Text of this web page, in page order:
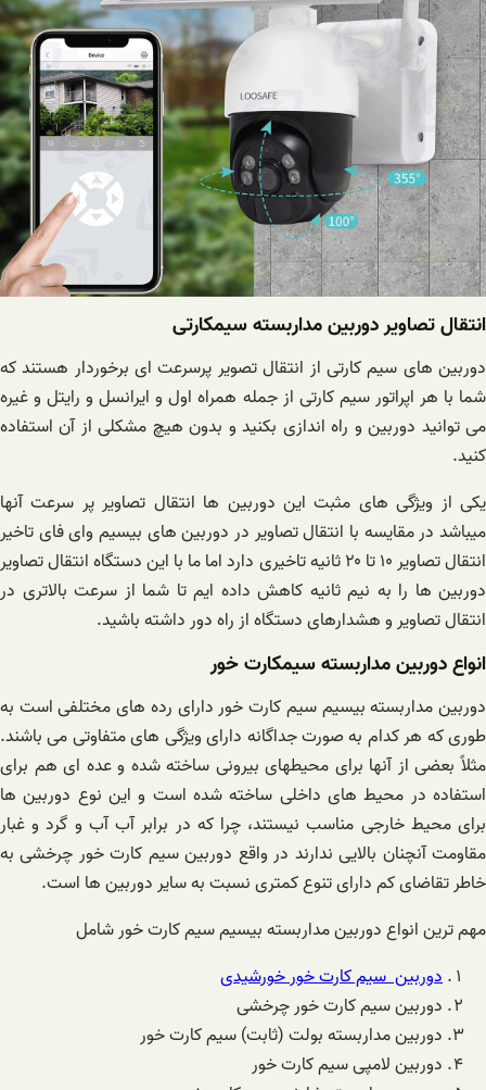
انتقال تصاویر دوربین مداربسته سیمکارتی
دوربین های سیم کارتی از انتقال تصویر پرسرعت ای برخوردار هستند که
شما با هر اپراتور سیم کارتی از جمله همراه اول و ایرانسل و رایتل و غیره
می توانید دوربین و راه اندازی بکنید و بدون هیچ مشکلی از آن استفاده
کنید.
یکی از ویژگی های مثبت این دوربین ها انتقال تصاویر پر سرعت آنها
میباشد در مقایسه با انتقال تصاویر در دوربین های بیسیم وای فای تاخیر
انتقال تصاویر ۱۰ تا ۲۰ ثانیه تاخیری دارد اما ما با این دستگاه انتقال تصاویر
دوربین ها را به نیم ثانیه کاهش داده ایم تا شما از سرعت بالاتری در
انتقال تصاویر و هشدارهای دستگاه از راه دور داشته باشید.
انواع دوربین مداربسته سیمکارت خور
دوربین مداربسته بیسیم سیم کارت خور دارای رده های مختلفی است به
طوری که هر کدام به صورت جداگانه دارای ویژگی های متفاوتی می باشند.
مثلاً بعضی از آنها برای محیطهای بیرونی ساخته شده و عده ای هم برای
استفاده در محیط های داخلی ساخته شده است و این نوع دوربین ها
برای محیط خارجی مناسب نیستند، چرا که در برابر آب آب و گرد و غبار
مقاومت آنچنان بالایی ندارند در واقع دوربین سیم کارت خور چرخشی به
خاطر تقاضای کم دارای تنوع کمتری نسبت به سایر دوربین ها است.
مهم ترین انواع دوربین مداربسته بیسیم سیم کارت خور شامل
دوربین سیم کارت خور خورشیدی
دوربین سیم کارت خور چرخشی
دوربین مداربسته بولت (ثابت) سیم کارت خور
دوربین لامپی سیم کارت خور